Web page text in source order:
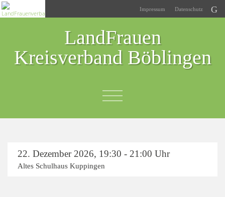
Impressum Datenschutz
LandFrauen
Kreisverband Böblingen
22. Dezember 2026, 19:30 - 21:00 Uhr
Altes Schulhaus Kuppingen